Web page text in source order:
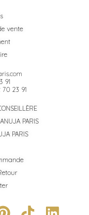
vente
91
23 91
PARIS
PARIS